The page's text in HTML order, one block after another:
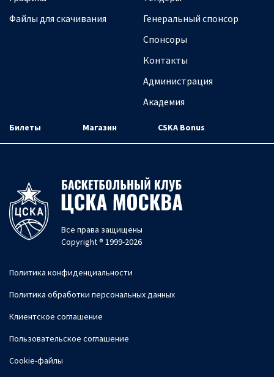
Файлы для скачивания
Генеральный спонсор
Спонсоры
Контакты
Администрация
Академия
Билеты Магазин CSKA Bonus
Все права защищены
Copyright ® 1999-2026
Политика конфиденциальности
Политика обработки персональных данных
Клиентское соглашение
Пользовательское соглашение
Cookie-файлы